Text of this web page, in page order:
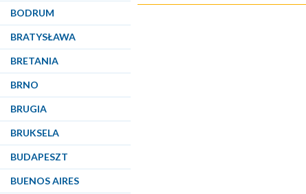
BODRUM
BRATYSŁAWA
BRETANIA
BRNO
BRUGIA
BRUKSELA
BUDAPESZT
BUENOS AIRES